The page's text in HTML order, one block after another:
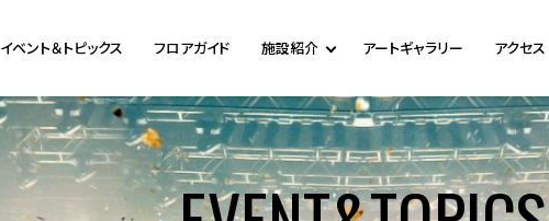
イベント＆トピックス フロアガイド 施設紹介 アートギャラリー アクセス